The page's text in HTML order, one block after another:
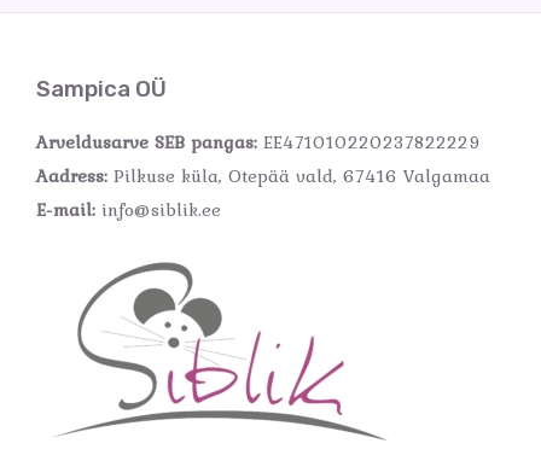
Sampica OÜ
Arveldusarve SEB pangas: EE471010220237822229
Aadress: Pilkuse küla, Otepää vald, 67416 Valgamaa
E-mail: info@siblik.ee